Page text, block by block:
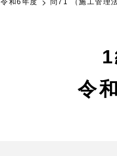
令和6年度 問71 （施工管理
令